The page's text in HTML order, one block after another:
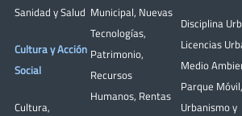
Sanidad y Salud
Cultura y Acción
Social
Cultura,
Municipal, Nuevas
Tecnologías,
Patrimonio,
Recursos
Humanos, Rentas
Disciplina
Licencias
Medio
Parque Móvil,
Urbanismo y